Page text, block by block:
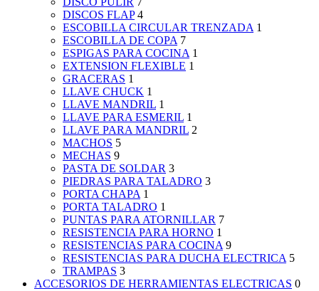
DISCOS FLAP 4
ESCOBILLA CIRCULAR TRENZADA 1
ESCOBILLA DE COPA 7
ESPIGAS PARA COCINA 1
EXTENSION FLEXIBLE 1
GRACERAS 1
LLAVE CHUCK 1
LLAVE MANDRIL 1
LLAVE PARA ESMERIL 1
LLAVE PARA MANDRIL 2
MACHOS 5
MECHAS 9
PASTA DE SOLDAR 3
PIEDRAS PARA TALADRO 3
PORTA CHAPA 1
PORTA TALADRO 1
PUNTAS PARA ATORNILLAR 7
RESISTENCIA PARA HORNO 1
RESISTENCIAS PARA COCINA 9
RESISTENCIAS PARA DUCHA ELECTRICA 5
TRAMPAS 3
ACCESORIOS DE HERRAMIENTAS ELECTRICAS 0